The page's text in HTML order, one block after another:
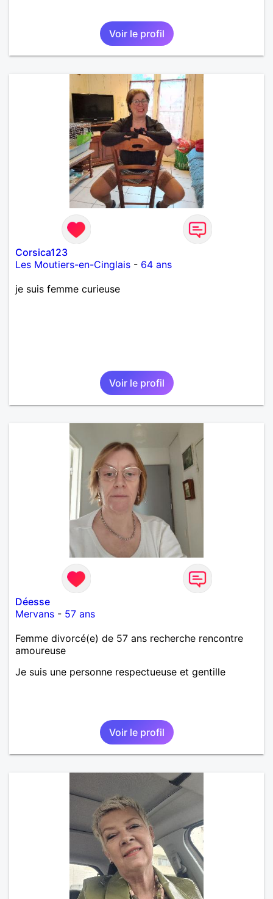
Voir le profil
Corsica123
Les Moutiers-en-Cinglais - 64 ans
je suis femme curieuse
Voir le profil
Déesse
Mervans - 57 ans
Femme divorcé(e) de 57 ans recherche rencontre
amoureuse
Je suis une personne respectueuse et gentille
Voir le profil